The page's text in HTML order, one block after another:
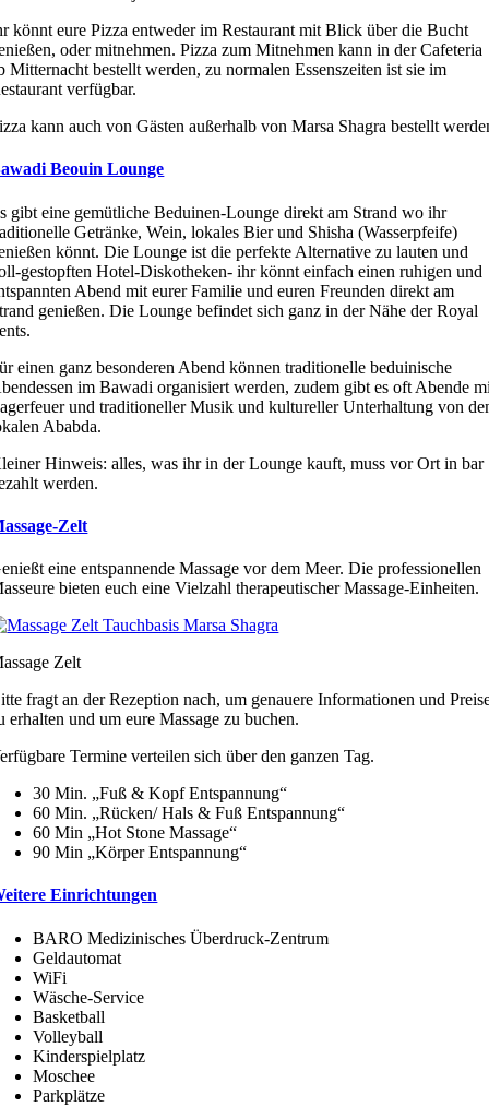
könnt eure Pizza entweder im Restaurant mit Blick über die Bucht
oder mitnehmen. Pizza zum Mitnehmen kann in der Cafeteria
Mitternacht bestellt werden, zu normalen Essenszeiten ist sie im
verfügbar.
kann auch von Gästen außerhalb von Marsa Shagra bestellt
Beouin Lounge
gibt eine gemütliche Beduinen-Lounge direkt am Strand wo ihr
Getränke, Wein, lokales Bier und Shisha (Wasserpfeife)
könnt. Die Lounge ist die perfekte Alternative zu lauten und
gestopften Hotel-Diskotheken- ihr könnt einfach einen ruhigen und
Abend mit eurer Familie und euren Freunden direkt am
genießen. Die Lounge befindet sich ganz in der Nähe der Royal
einen ganz besonderen Abend können traditionelle beduinische
im Bawadi organisiert werden, zudem gibt es oft Abende
und traditioneller Musik und kultureller Unterhaltung von
Ababda.
Hinweis: alles, was ihr in der Lounge kauft, muss vor Ort in bar
werden.
Zelt
eine entspannende Massage vor dem Meer. Die professionellen
bieten euch eine Vielzahl therapeutischer Massage-Einheiten.
Zelt
fragt an der Rezeption nach, um genauere Informationen und
erhalten und um eure Massage zu buchen.
Termine verteilen sich über den ganzen Tag.
30 Min. „Fuß & Kopf Entspannung“
60 Min. „Rücken/ Hals & Fuß Entspannung“
60 Min „Hot Stone Massage“
90 Min „Körper Entspannung“
Einrichtungen
BARO Medizinisches Überdruck-Zentrum
Geldautomat
WiFi
Wäsche-Service
Basketball
Volleyball
Kinderspielplatz
Moschee
Parkplätze